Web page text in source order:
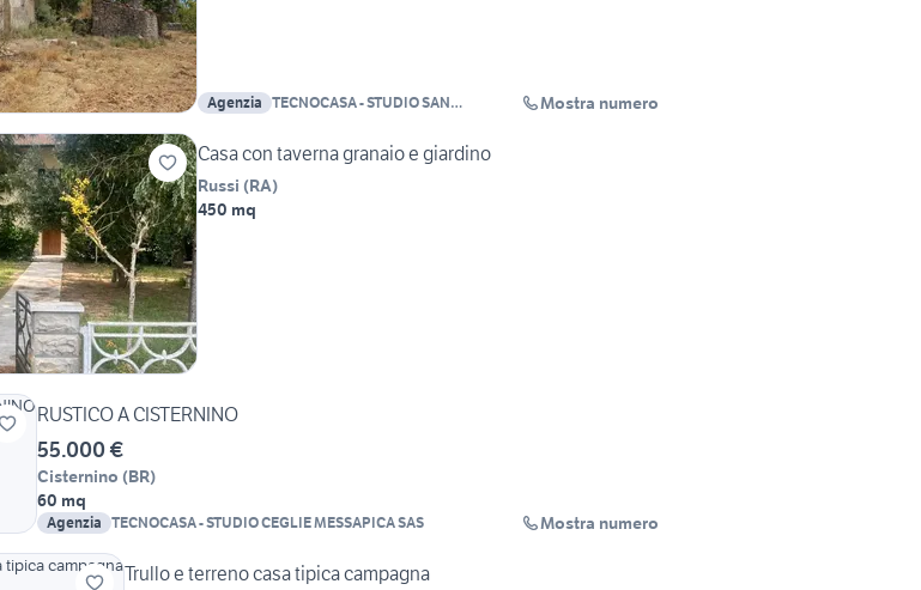
Agenzia TECNOCASA - STUDIO SAN
Mostra numero
Casa con taverna granaio e giardino
Russi (RA)
450 mq
RUSTICO A CISTERNINO
55.000 €
Cisternino (BR)
60 mq
Agenzia TECNOCASA - STUDIO CEGLIE MESSAPICA SAS Mostra numero
Trullo e terreno casa tipica campagna